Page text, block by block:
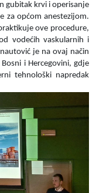
gubitak krvi i operisanje
za općom anestezijom.
ove procedure,
vodećih vaskularnih i
je na ovaj način
i Hercegovini, gdje
tehnološki napredak